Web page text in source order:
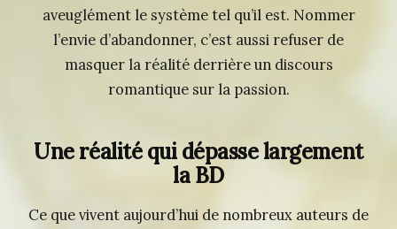
aveuglément le système tel qu’il est. Nommer
l’envie d’abandonner, c’est aussi refuser de
masquer la réalité derrière un discours
romantique sur la passion.
Une réalité qui dépasse largement
la BD
Ce que vivent aujourd’hui de nombreux auteurs de